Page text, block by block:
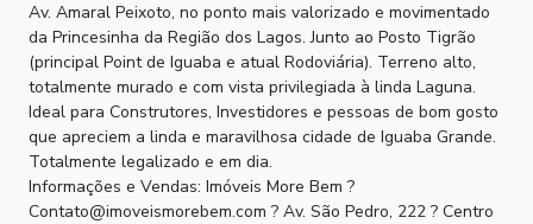
Av. Amaral Peixoto, no ponto mais valorizado e movimentado
da Princesinha da Região dos Lagos. Junto ao Posto Tigrão
(principal Point de Iguaba e atual Rodoviária). Terreno alto,
totalmente murado e com vista privilegiada à linda Laguna.
Ideal para Construtores, Investidores e pessoas de bom gosto
que apreciem a linda e maravilhosa cidade de Iguaba Grande.
Totalmente legalizado e em dia.
Informações e Vendas: Imóveis More Bem ?
Contato@imoveismorebem.com ? Av. São Pedro, 222 ? Centro